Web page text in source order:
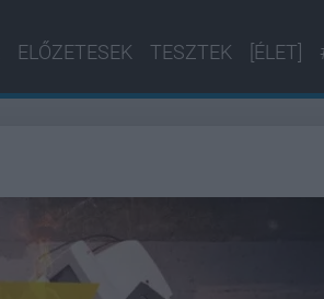
ELŐZETESEK TESZTEK [ÉLET]